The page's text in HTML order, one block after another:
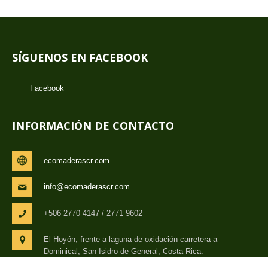
SÍGUENOS EN FACEBOOK
Facebook
INFORMACIÓN DE CONTACTO
ecomaderascr.com
info@ecomaderascr.com
+506 2770 4147 / 2771 9602
El Hoyón, frente a laguna de oxidación carretera a
Dominical, San Isidro de General, Costa Rica.